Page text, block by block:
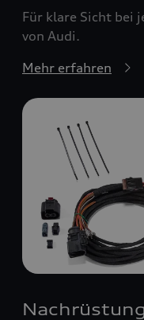
Für klare Sicht bei
von Audi.
Mehr erfahren